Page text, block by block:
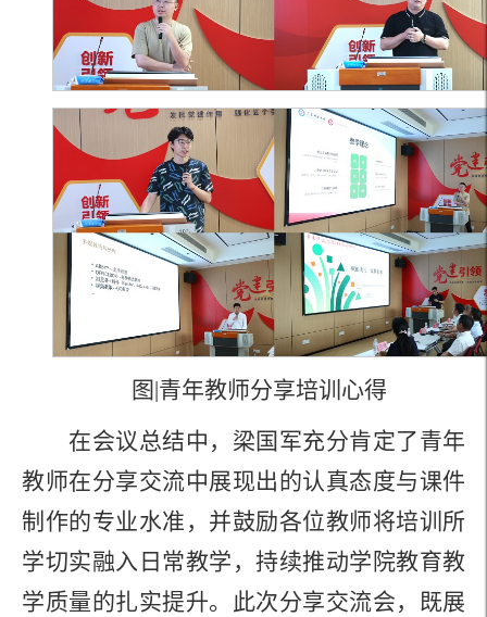
图|青年教师分享培训心得
在会议总结中，梁国军充分肯定了青年
教师在分享交流中展现出的认真态度与课件
制作的专业水准，并鼓励各位教师将培训所
学切实融入日常教学，持续推动学院教育教
学质量的扎实提升。此次分享交流会，既展